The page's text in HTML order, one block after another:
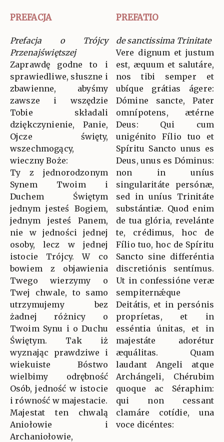
PREFACJA PREFATIO
Prefacja o Trójcy
Przenajświętszej
Zaprawdę godne to i
sprawiedliwe, słuszne i
zbawienne, abyśmy
zawsze i wszędzie
Tobie składali
dziękczynienie, Panie,
Ojcze święty,
wszechmogący,
wieczny Boże:
Ty z jednorodzonym
Synem Twoim i
Duchem Świętym
jednym jesteś Bogiem,
jednym jesteś Panem,
nie w jedności jednej
osoby, lecz w jednej
istocie Trójcy. W co
bowiem z objawienia
Twego wierzymy o
Twej chwale, to samo
utrzymujemy bez
żadnej różnicy o
Twoim Synu i o Duchu
Świętym. Tak iż
wyznając prawdziwe i
wiekuiste Bóstwo
wielbimy odrębność
Osób, jedność w istocie
i równość w majestacie.
Majestat ten chwalą
Aniołowie i
Archaniołowie,
de sanctissima Trinitate
Vere dignum et justum
est, æquum et salutáre,
nos tibi semper et
ubíque grátias ágere:
Dómine sancte, Pater
omnípotens, ætérne
Deus: Qui cum
unigénito Fílio tuo et
Spíritu Sancto unus es
Deus, unus es Dóminus:
non in uníus
singularitáte persónæ,
sed in uníus Trinitáte
substántiæ. Quod enim
de tua glória, revelánte
te, crédimus, hoc de
Fílio tuo, hoc de Spíritu
Sancto sine differéntia
discretiónis sentímus.
Ut in confessióne veræ
sempiternǽque
Deitátis, et in persónis
propríetas, et in
esséntia únitas, et in
majestáte adorétur
æquálitas. Quam
laudant Angeli atque
Archángeli, Chérubim
quoque ac Séraphim:
qui non cessant
clamáre cotídie, una
voce dicéntes: